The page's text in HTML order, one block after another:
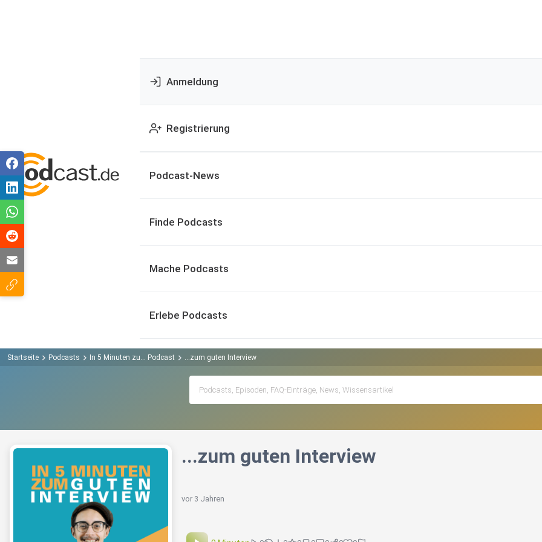
Anmeldung
Registrierung
Podcast-News
Finde Podcasts
Mache Podcasts
Erlebe Podcasts
Startseite Podcasts In 5 Minuten zu... Podcast ...zum guten Interview
...zum guten Interview
vor 3 Jahren